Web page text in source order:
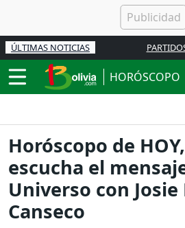
ÚLTIMAS NOTICIAS
HORÓSCOPO
Horóscopo de
escucha el
Universo con Josie
Canseco